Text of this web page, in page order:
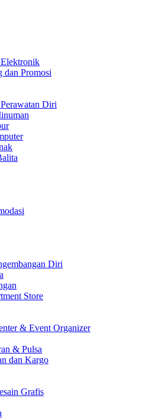
dan Promosi
Diri
Diri
Store
& Event Organizer
& Pulsa
dan Kargo
Grafis